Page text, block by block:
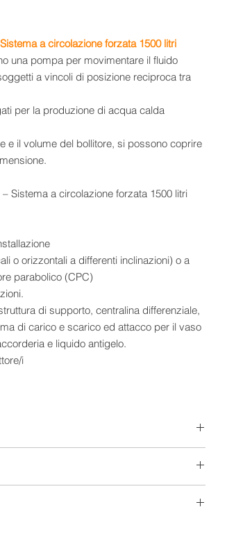
a circolazione forzata 1500 litri
una pompa per movimentare il fluido
a vincoli di posizione reciproca tra
per la produzione di acqua calda
e il volume del bollitore, si possono coprire
o orizzontali a differenti inclinazioni) o a
parabolico (CPC)
di supporto, centralina differenziale,
di carico e scarico ed attacco per il vaso
e liquido antigelo.
i
– COLLETTORE SOTTOVUOTO U-PIPE
con telaio in alluminio anodizzato,
COMBINATO TANK-IN-TANK 1500 LITRI
: